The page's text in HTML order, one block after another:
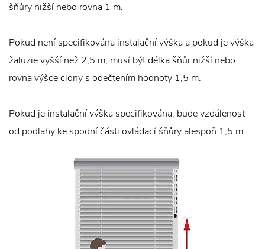
šňůry nižší nebo rovna 1 m.
Pokud není specifikována instalační výška a pokud je výška
žaluzie vyšší než 2,5 m, musí být délka šňůr nižší nebo
rovna výšce clony s odečtením hodnoty 1,5 m.
Pokud je instalační výška specifikována, bude vzdálenost
od podlahy ke spodní části ovládací šňůry alespoň 1,5 m.